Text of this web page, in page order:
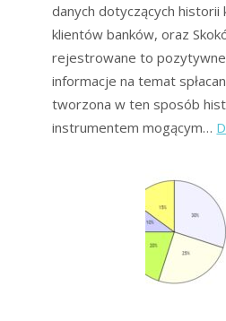
danych dotyczących
klientów banków, oraz
rejestrowane to
informacje na temat
tworzona w ten sposób
instrumentem mogącym…